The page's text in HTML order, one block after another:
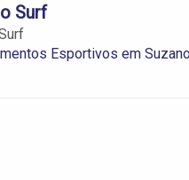
Surf
Esportivos em